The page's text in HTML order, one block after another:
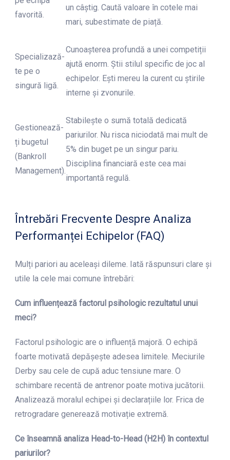
favorită.
un câștig. Caută valoare în cotele mai
mari, subestimate de piață.
Specializază-
te pe o
singură ligă.
Cunoașterea profundă a unei competiții
ajută enorm. Știi stilul specific de joc al
echipelor. Ești mereu la curent cu știrile
interne și zvonurile.
Gestionează-
ți bugetul
(Bankroll
Management).
Stabilește o sumă totală dedicată
pariurilor. Nu risca niciodată mai mult de
5% din buget pe un singur pariu.
Disciplina financiară este cea mai
importantă regulă.
Întrebări Frecvente Despre Analiza
Performanței Echipelor (FAQ)
Mulți pariori au aceleași dileme. Iată răspunsuri clare și
utile la cele mai comune întrebări:
Cum influențează factorul psihologic rezultatul unui
meci?
Factorul psihologic are o influență majoră. O echipă
foarte motivată depășește adesea limitele. Meciurile
Derby sau cele de cupă aduc tensiune mare. O
schimbare recentă de antrenor poate motiva jucătorii.
Analizează moralul echipei și declarațiile lor. Frica de
retrogradare generează motivație extremă.
Ce înseamnă analiza Head-to-Head (H2H) în contextul
pariurilor?